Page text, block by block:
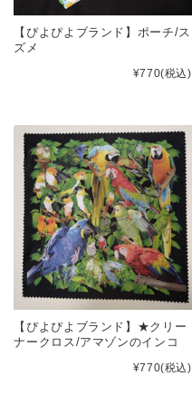
【ぴよぴよブランド】ポーチ/ス
ズメ
¥770(税込)
【ぴよぴよブランド】★クリー
ナークロス/アマゾンのインコ
¥770(税込)